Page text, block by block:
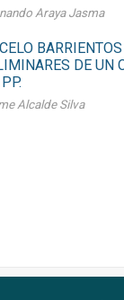
Araya Jasma
DE UN
Alcalde Silva